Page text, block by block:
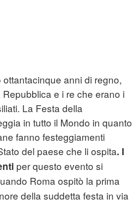
anni di regno,
e i re che erano i
La Festa della
in tutto il Mondo in quanto
fanno festeggiamenti
del paese che li ospita. I
per questo evento si
Roma ospitò la prima
della suddetta festa in via